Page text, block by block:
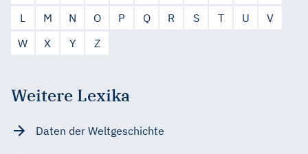
L
M N O P Q R S T U
V
W
X Y Z
Weitere Lexika
Daten der Weltgeschichte